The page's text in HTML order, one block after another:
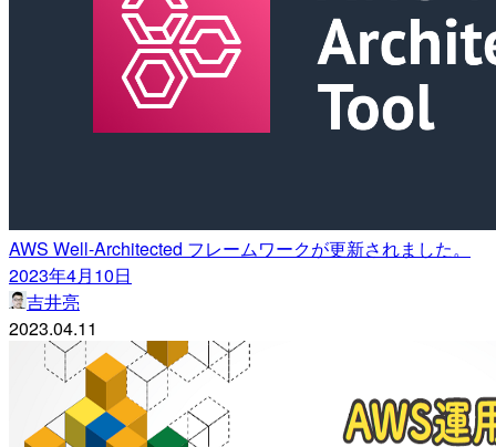
AWS Well-Architected フレームワークが更新されました。
2023年4月10日
吉井亮
2023.04.11